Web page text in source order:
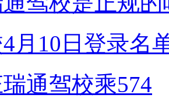
月10日登录名
通驾校乘574